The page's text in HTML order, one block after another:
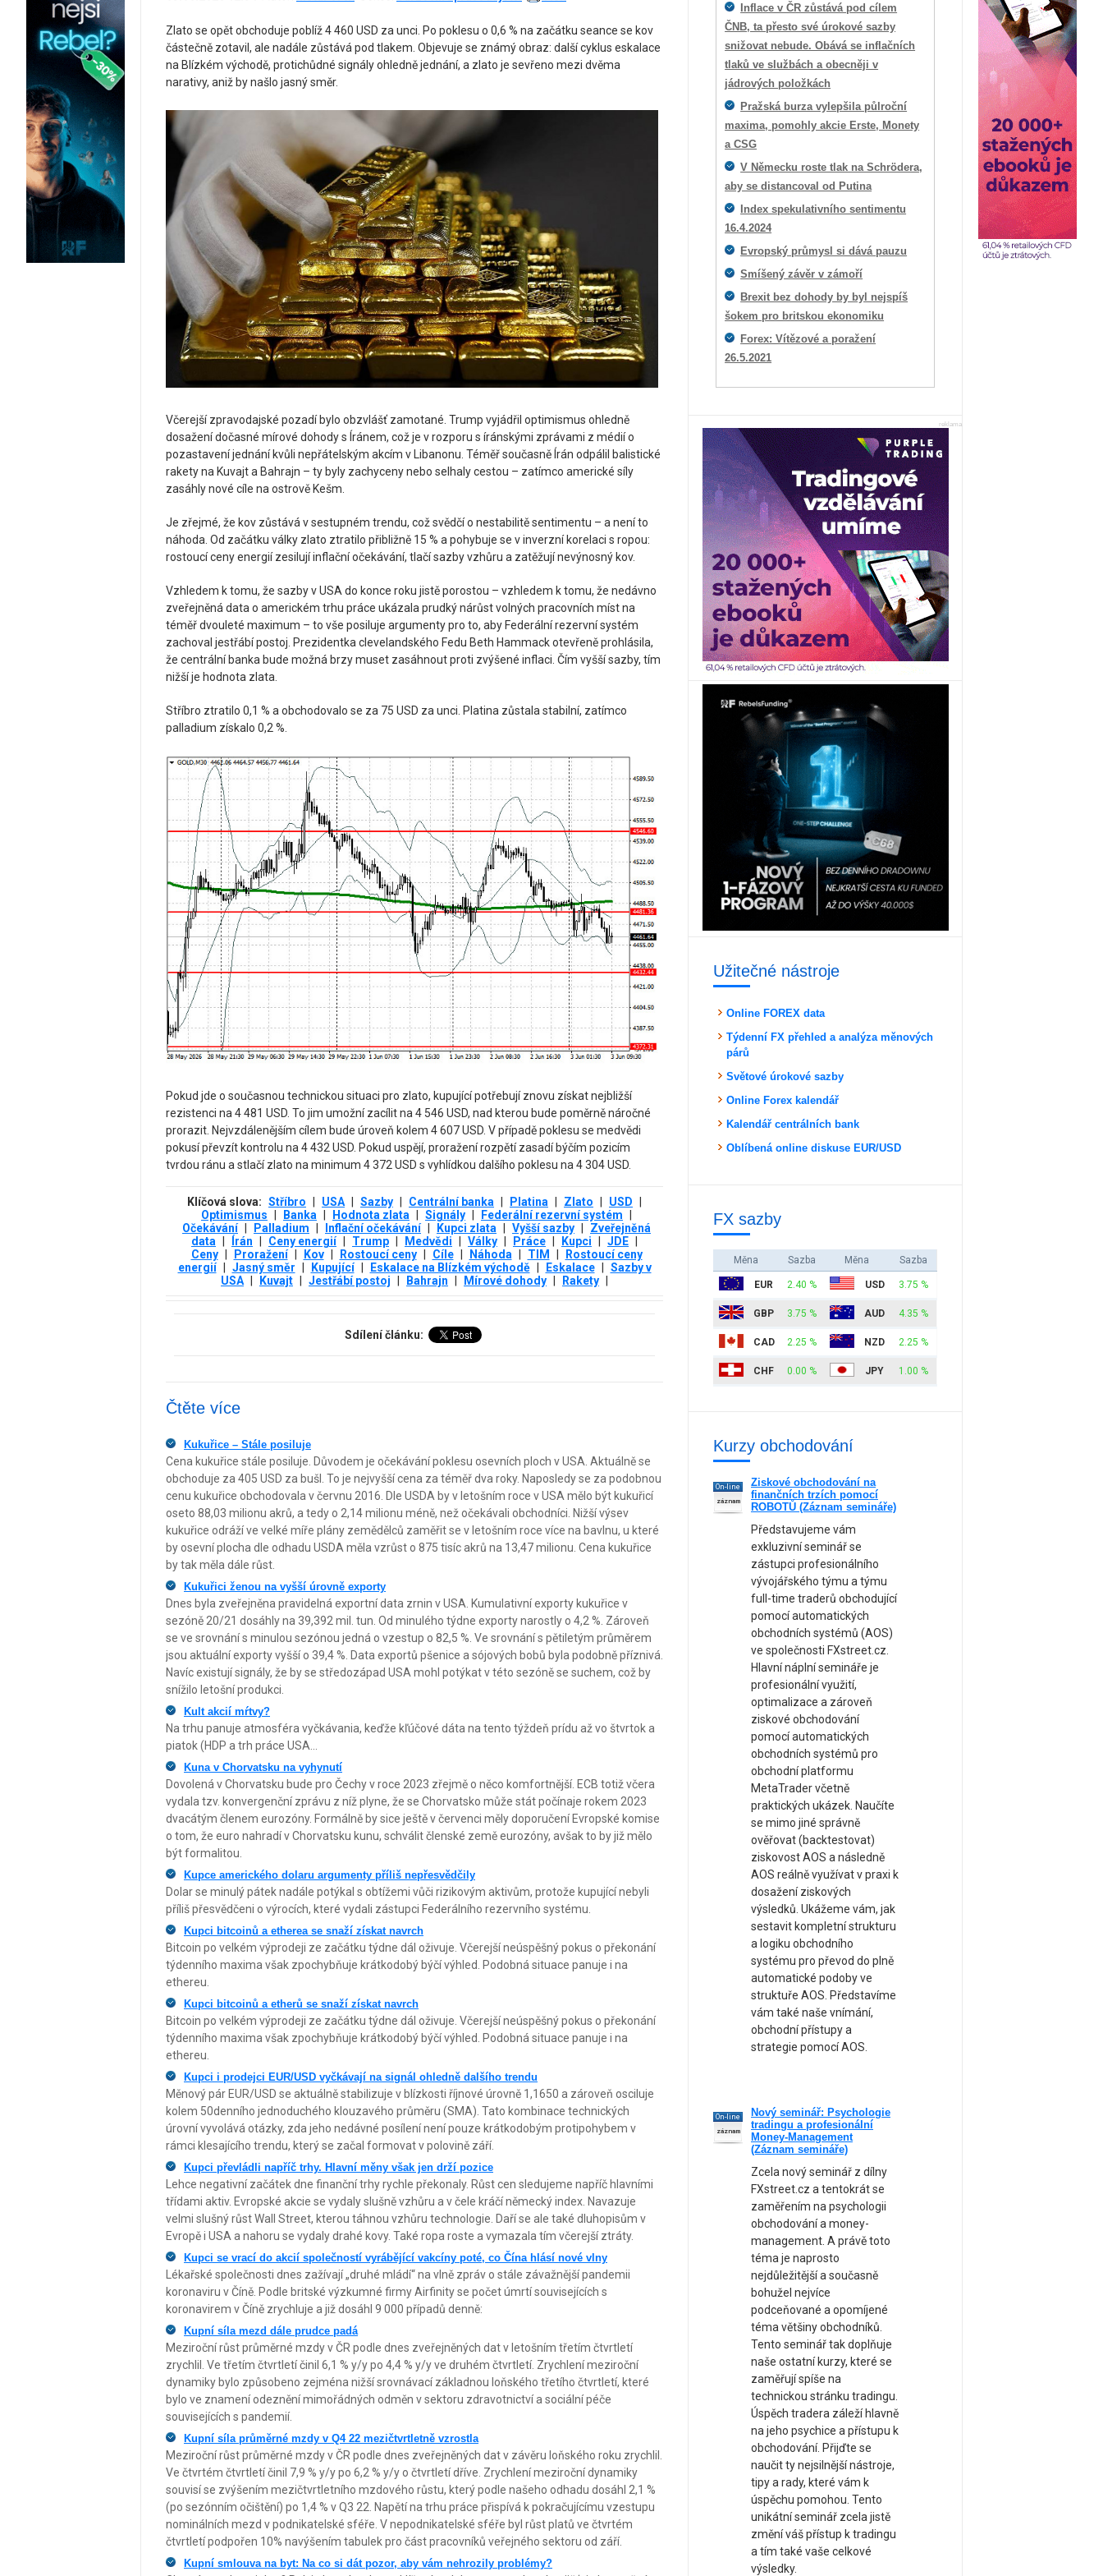
Zlato se opět obchoduje poblíž 4 460 USD za unci. Po poklesu o 0,6 % na začátku seance se kov
částečně zotavil, ale nadále zůstává pod tlakem. Objevuje se známý obraz: další cyklus eskalace
na Blízkém východě, protichůdné signály ohledně jednání, a zlato je sevřeno mezi dvěma
narativy, aniž by našlo jasný směr.
Včerejší zpravodajské pozadí bylo obzvlášť zamotané. Trump vyjádřil optimismus ohledně
dosažení dočasné mírové dohody s Íránem, což je v rozporu s íránskými zprávami z médií o
pozastavení jednání kvůli nepřátelským akcím v Libanonu. Téměř současně Írán odpálil balistické
rakety na Kuvajt a Bahrajn – ty byly zachyceny nebo selhaly cestou – zatímco americké síly
zasáhly nové cíle na ostrově Kešm.
Je zřejmé, že kov zůstává v sestupném trendu, což svědčí o nestabilitě sentimentu – a není to
náhoda. Od začátku války zlato ztratilo přibližně 15 % a pohybuje se v inverzní korelaci s ropou:
rostoucí ceny energií zesilují inflační očekávání, tlačí sazby vzhůru a zatěžují nevýnosný kov.
Vzhledem k tomu, že sazby v USA do konce roku jistě porostou – vzhledem k tomu, že nedávno
zveřejněná data o americkém trhu práce ukázala prudký nárůst volných pracovních míst na
téměř dvouleté maximum – to vše posiluje argumenty pro to, aby Federální rezervní systém
zachoval jestřábí postoj. Prezidentka clevelandského Fedu Beth Hammack otevřeně prohlásila,
že centrální banka bude možná brzy muset zasáhnout proti zvýšené inflaci. Čím vyšší sazby, tím
nižší je hodnota zlata.
Stříbro ztratilo 0,1 % a obchodovalo se za 75 USD za unci. Platina zůstala stabilní, zatímco
palladium získalo 0,2 %.
Pokud jde o současnou technickou situaci pro zlato, kupující potřebují znovu získat nejbližší
rezistenci na 4 481 USD. To jim umožní zacílit na 4 546 USD, nad kterou bude poměrně náročné
prorazit. Nejvzdálenějším cílem bude úroveň kolem 4 607 USD. V případě poklesu se medvědi
pokusí převzít kontrolu na 4 432 USD. Pokud uspějí, proražení rozpětí zasadí býčím pozicím
tvrdou ránu a stlačí zlato na minimum 4 372 USD s vyhlídkou dalšího poklesu na 4 304 USD.
Klíčová slova: Stříbro USA Sazby Centrální banka Platina Zlato USD
Optimismus
Banka Hodnota zlata Signály Federální rezervní systém
Očekávání
Palladium Inflační očekávání Kupci zlata Vyšší sazby
Zveřejněná
data
Írán Ceny energií Trump Medvědi Války Práce Kupci JDE
Ceny
Proražení Kov Rostoucí ceny Cíle Náhoda TIM
Rostoucí ceny
energií
Jasný směr Kupující Eskalace na Blízkém východě Eskalace
Sazby v
USA
Kuvajt Jestřábí postoj Bahrajn Mírové dohody Rakety
Sdílení článku:
Čtěte více
Kukuřice – Stále posiluje
Cena kukuřice stále posiluje. Důvodem je očekávání poklesu osevních ploch v USA. Aktuálně se
obchoduje za 405 USD za bušl. To je nejvyšší cena za téměř dva roky. Naposledy se za podobnou
cenu kukuřice obchodovala v červnu 2016. Dle USDA by v letošním roce v USA mělo být kukuřicí
oseto 88,03 milionu akrů, a tedy o 2,14 milionu méně, než očekávali obchodníci. Nižší výsev
kukuřice odráží ve velké míře plány zemědělců zaměřit se v letošním roce více na bavlnu, u které
by osevní plocha dle odhadu USDA měla vzrůst o 875 tisíc akrů na 13,47 milionu. Cena kukuřice
by tak měla dále růst.
Kukuřici ženou na vyšší úrovně exporty
Dnes byla zveřejněna pravidelná exportní data zrnin v USA. Kumulativní exporty kukuřice v
sezóně 20/21 dosáhly na 39,392 mil. tun. Od minulého týdne exporty narostly o 4,2 %. Zároveň
se ve srovnání s minulou sezónou jedná o vzestup o 82,5 %. Ve srovnání s pětiletým průměrem
jsou aktuální exporty vyšší o 39,4 %. Data exportů pšenice a sójových bobů byla podobně příznivá.
Navíc existují signály, že by se středozápad USA mohl potýkat v této sezóně se suchem, což by
snížilo letošní produkci.
Kult akcií mŕtvy?
Na trhu panuje atmosféra vyčkávania, keďže kľúčové dáta na tento týždeň prídu až vo štvrtok a
piatok (HDP a trh práce USA...
Kuna v Chorvatsku na vyhynutí
Dovolená v Chorvatsku bude pro Čechy v roce 2023 zřejmě o něco komfortnější. ECB totiž včera
vydala tzv. konvergenční zprávu z níž plyne, že se Chorvatsko může stát počínaje rokem 2023
dvacátým členem eurozóny. Formálně by sice ještě v červenci měly doporučení Evropské komise
o tom, že euro nahradí v Chorvatsku kunu, schválit členské země eurozóny, avšak to by již mělo
být formalitou.
Kupce amerického dolaru argumenty příliš nepřesvědčily
Dolar se minulý pátek nadále potýkal s obtížemi vůči rizikovým aktivům, protože kupující nebyli
příliš přesvědčeni o výrocích, které vydali zástupci Federálního rezervního systému.
Kupci bitcoinů a etherea se snaží získat navrch
Bitcoin po velkém výprodeji ze začátku týdne dál oživuje. Včerejší neúspěšný pokus o překonání
týdenního maxima však zpochybňuje krátkodobý býčí výhled. Podobná situace panuje i na
ethereu.
Kupci bitcoinů a etherů se snaží získat navrch
Bitcoin po velkém výprodeji ze začátku týdne dál oživuje. Včerejší neúspěšný pokus o překonání
týdenního maxima však zpochybňuje krátkodobý býčí výhled. Podobná situace panuje i na
ethereu.
Kupci i prodejci EUR/USD vyčkávají na signál ohledně dalšího trendu
Měnový pár EUR/USD se aktuálně stabilizuje v blízkosti říjnové úrovně 1,1650 a zároveň osciluje
kolem 50denního jednoduchého klouzavého průměru (SMA). Tato kombinace technických
úrovní vyvolává otázky, zda jeho nedávné posílení není pouze krátkodobým protipohybem v
rámci klesajícího trendu, který se začal formovat v polovině září.
Kupci převládli napříč trhy. Hlavní měny však jen drží pozice
Lehce negativní začátek dne finanční trhy rychle překonaly. Růst cen sledujeme napříč hlavními
třídami aktiv. Evropské akcie se vydaly slušně vzhůru a v čele kráčí německý index. Navazuje
velmi slušný růst Wall Street, kterou táhnou vzhůru technologie. Daří se ale také dluhopisům v
Evropě i USA a nahoru se vydaly drahé kovy. Také ropa roste a vymazala tím včerejší ztráty.
Kupci se vrací do akcií společností vyrábějící vakcíny poté, co Čína hlásí nové vlny
Lékařské společnosti dnes zažívají „druhé mládí“ na vlně zpráv o stále závažnější pandemii
koronaviru v Číně. Podle britské výzkumné firmy Airfinity se počet úmrtí souvisejících s
koronavirem v Číně zrychluje a již dosáhl 9 000 případů denně:
Kupní síla mezd dále prudce padá
Meziroční růst průměrné mzdy v ČR podle dnes zveřejněných dat v letošním třetím čtvrtletí
zrychlil. Ve třetím čtvrtletí činil 6,1 % y/y po 4,4 % y/y ve druhém čtvrtletí. Zrychlení meziroční
dynamiky bylo způsobeno zejména nižší srovnávací základnou loňského třetího čtvrtletí, které
bylo ve znamení odeznění mimořádných odměn v sektoru zdravotnictví a sociální péče
souvisejících s pandemií.
Kupní síla průměrné mzdy v Q4 22 mezičtvrtletně vzrostla
Meziroční růst průměrné mzdy v ČR podle dnes zveřejněných dat v závěru loňského roku zrychlil.
Ve čtvrtém čtvrtletí činil 7,9 % y/y po 6,2 % y/y o čtvrtletí dříve. Zrychlení meziroční dynamiky
souvisí se zvýšením mezičtvrtletního mzdového růstu, který podle našeho odhadu dosáhl 2,1 %
(po sezónním očištění) po 1,4 % v Q3 22. Napětí na trhu práce přispívá k pokračujícímu vzestupu
nominálních mezd v podnikatelské sféře. V nepodnikatelské sféře byl růst platů ve čtvrtém
čtvrtletí podpořen 10% navýšením tabulek pro část pracovníků veřejného sektoru od září.
Kupní smlouva na byt: Na co si dát pozor, aby vám nehrozily problémy?
Inflace v ČR zůstává pod cílem
ČNB, ta přesto své úrokové sazby
snižovat nebude. Obává se inflačních
tlaků ve službách a obecněji v
jádrových položkách
Pražská burza vylepšila půlroční
maxima, pomohly akcie Erste, Monety
a CSG
V Německu roste tlak na Schrödera,
aby se distancoval od Putina
Index spekulativního sentimentu
16.4.2024
Evropský průmysl si dává pauzu
Smíšený závěr v zámoří
Brexit bez dohody by byl nejspíš
šokem pro britskou ekonomiku
Forex: Vítězové a poražení
26.5.2021
reklama
Užitečné nástroje
Online FOREX data
Týdenní FX přehled a analýza měnových
párů
Světové úrokové sazby
Online Forex kalendář
Kalendář centrálních bank
Oblíbená online diskuse EUR/USD
FX sazby
Měna Sazba Měna Sazba
EUR 2.40 % USD 3.75 %
GBP 3.75 % AUD 4.35 %
CAD 2.25 % NZD 2.25 %
CHF 0.00 % JPY 1.00 %
Kurzy obchodování
On-line
záznam
Ziskové obchodování na
finančních trzích pomocí
ROBOTŮ (Záznam semináře)
Představujeme vám
exkluzivní seminář se
zástupci profesionálního
vývojářského týmu a týmu
full-time traderů obchodující
pomocí automatických
obchodních systémů (AOS)
ve společnosti FXstreet.cz.
Hlavní náplní semináře je
profesionální využití,
optimalizace a zároveň
ziskové obchodování
pomocí automatických
obchodních systémů pro
obchodní platformu
MetaTrader včetně
praktických ukázek. Naučíte
se mimo jiné správně
ověřovat (backtestovat)
ziskovost AOS a následně
AOS reálně využívat v praxi k
dosažení ziskových
výsledků. Ukážeme vám, jak
sestavit kompletní strukturu
a logiku obchodního
systému pro převod do plně
automatické podoby ve
struktuře AOS. Představíme
vám také naše vnímání,
obchodní přístupy a
strategie pomocí AOS.
On-line
záznam
Nový seminář: Psychologie
tradingu a profesionální
Money-Management
(Záznam semináře)
Zcela nový seminář z dílny
FXstreet.cz a tentokrát se
zaměřením na psychologii
obchodování a money-
management. A právě toto
téma je naprosto
nejdůležitější a současně
bohužel nejvíce
podceňované a opomíjené
téma většiny obchodníků.
Tento seminář tak doplňuje
naše ostatní kurzy, které se
zaměřují spíše na
technickou stránku tradingu.
Úspěch tradera záleží hlavně
na jeho psychice a přístupu k
obchodování. Přijďte se
naučit ty nejsilnější nástroje,
tipy a rady, které vám k
úspěchu pomohou. Tento
unikátní seminář zcela jistě
změní váš přístup k tradingu
a tím také vaše celkové
výsledky.